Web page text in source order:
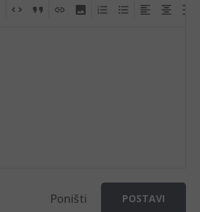
Poništi POSTAVI